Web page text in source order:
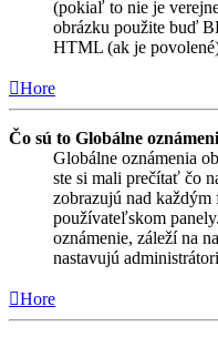
(pokiaľ to nie je
obrázku použite buď
HTML (ak je
Hore
Čo sú to Globálne
Globálne oznámenia
ste si mali prečítať čo
zobrazujú nad
používateľskom
oznámenie, záleží na
nastavujú
Hore